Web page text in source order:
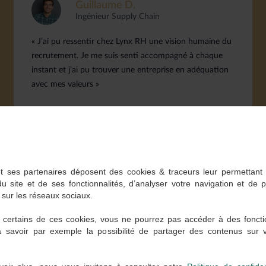
Guillaume D.
Ingénieur Supply Chain
« J’ai pu ressentir chez Lynx RH une vision humaine du
recrutement. Je me suis senti accompagné à chaque
instant et j’ai pu trouver une entreprise en adéquation
avec mes valeurs »
partenaires recrutant
ses partenaires déposent des cookies & traceurs leur permettant
site et de ses fonctionnalités, d’analyser votre navigation et de
les réseaux sociaux.
certains de ces cookies, vous ne pourrez pas accéder à des
savoir par exemple la possibilité de partager des contenus sur